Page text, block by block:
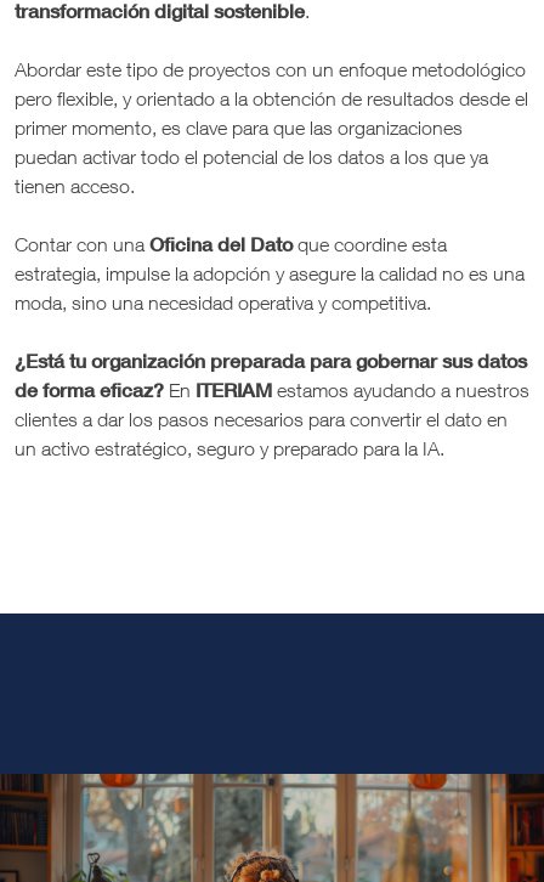
transformación digital sostenible.
Abordar este tipo de proyectos con un enfoque metodológico
pero flexible, y orientado a la obtención de resultados desde el
primer momento, es clave para que las organizaciones
puedan activar todo el potencial de los datos a los que ya
tienen acceso.
Contar con una Oficina del Datoque coordine esta
estrategia, impulse la adopción y asegure la calidad no es una
moda, sino una necesidad operativa y competitiva.
¿Está tu organización preparada para gobernar sus datos
de forma eficaz? En ITERIAM estamos ayudando a nuestros
clientes a dar los pasos necesarios para convertir el dato en
un activo estratégico, seguro y preparado para la IA.